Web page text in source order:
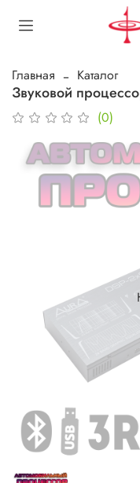
Главная Каталог
Звуковой
(0)